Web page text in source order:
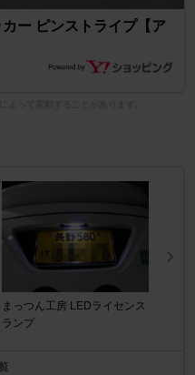
ー ピンストライプ【ア
まっつん工房 LEDライセンス
ランプ